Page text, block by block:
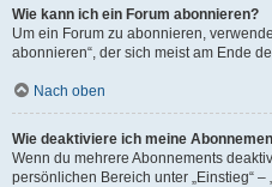
Wie kann ich ein Forum abonnieren?
Um ein Forum zu abonnieren,
abonnieren“, der sich meist am Ende
Nach oben
Wie deaktiviere ich meine
Wenn du mehrere Abonnements
persönlichen Bereich unter „Einstieg“